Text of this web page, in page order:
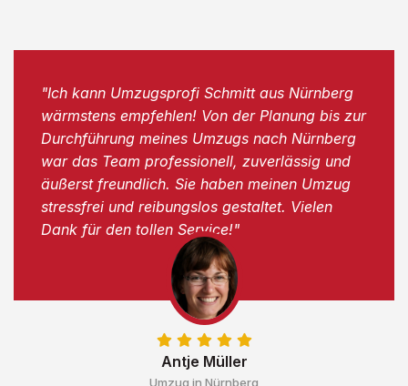
Antje Müller
Umzug in Nürnberg
"Ich kann Umzugsprofi Schmitt aus Nürnberg
wärmstens empfehlen! Von der Planung bis zur
Durchführung meines Umzugs nach Nürnberg
war das Team professionell, zuverlässig und
äußerst freundlich. Sie haben meinen Umzug
stressfrei und reibungslos gestaltet. Vielen
Dank für den tollen Service!"